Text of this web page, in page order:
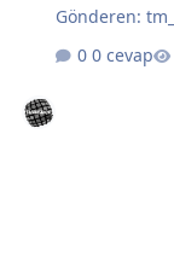
Gönderen:
0 cevap